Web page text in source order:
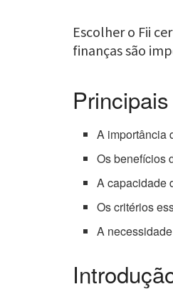
Escolher o Fii
finanças são
A importância
Os benefícios
A capacidade
Os critérios
A